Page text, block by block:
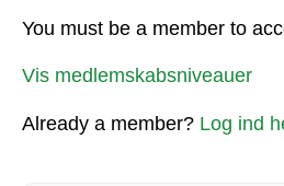
You must be a member to
Vis medlemskabsniveauer
Already a member? Log ind